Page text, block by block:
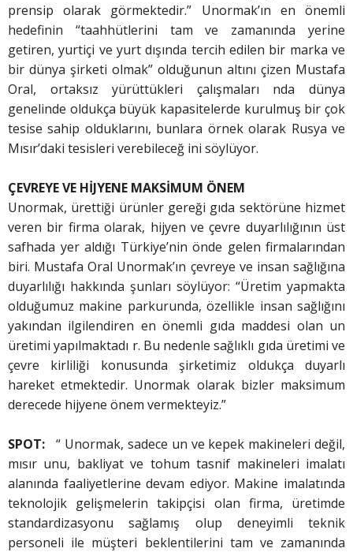
prensip olarak görmektedir.” Unormak’ın en önemli
hedefinin “taahhütlerini tam ve zamanında yerine
getiren, yurtiçi ve yurt dışında tercih edilen bir marka ve
bir dünya şirketi olmak” olduğunun altını çizen Mustafa
Oral, ortaksız yürüttükleri çalışmaları nda dünya
genelinde oldukça büyük kapasitelerde kurulmuş bir çok
tesise sahip olduklarını, bunlara örnek olarak Rusya ve
Mısır’daki tesisleri verebileceğ ini söylüyor.
ÇEVREYE VE HİJYENE MAKSİMUM ÖNEM
Unormak, ürettiği ürünler gereği gıda sektörüne hizmet
veren bir firma olarak, hijyen ve çevre duyarlılığının üst
safhada yer aldığı Türkiye’nin önde gelen firmalarından
biri. Mustafa Oral Unormak’ın çevreye ve insan sağlığına
duyarlılığı hakkında şunları söylüyor: “Üretim yapmakta
olduğumuz makine parkurunda, özellikle insan sağlığını
yakından ilgilendiren en önemli gıda maddesi olan un
üretimi yapılmaktadı r. Bu nedenle sağlıklı gıda üretimi ve
çevre kirliliği konusunda şirketimiz oldukça duyarlı
hareket etmektedir. Unormak olarak bizler maksimum
derecede hijyene önem vermekteyiz.”
SPOT:
“ Unormak, sadece un ve kepek makineleri değil,
mısır unu, bakliyat ve tohum tasnif makineleri imalatı
alanında faaliyetlerine devam ediyor. Makine imalatında
teknolojik gelişmelerin takipçisi olan firma, üretimde
standardizasyonu sağlamış olup deneyimli teknik
personeli ile müşteri beklentilerini tam ve zamanında